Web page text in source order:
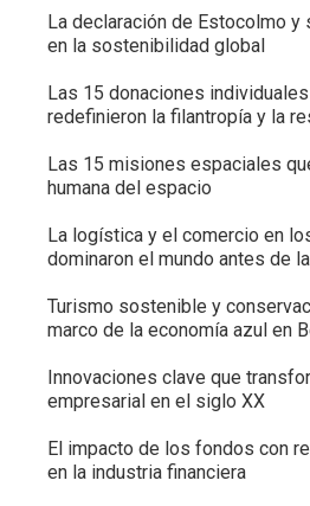
La declaración de Estocolmo y
en la sostenibilidad global
Las 15 donaciones
redefinieron la filantropía y la
Las 15 misiones espaciales
humana del espacio
La logística y el comercio en
dominaron el mundo antes de
Turismo sostenible y
marco de la economía azul en
Innovaciones clave que
empresarial en el siglo XX
El impacto de los fondos con
en la industria financiera